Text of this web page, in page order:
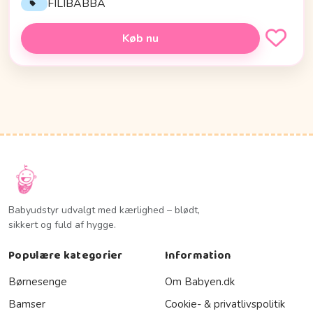
FILIBABBA
Køb nu
Babyudstyr udvalgt med kærlighed – blødt,
sikkert og fuld af hygge.
Populære kategorier
Børnesenge
Bamser
Information
Om Babyen.dk
Cookie- & privatlivspolitik